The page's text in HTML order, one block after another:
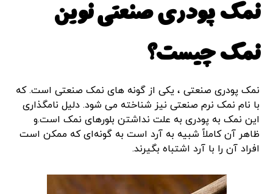
نمک پودری صنعتی نوین
نمک چیست؟
نمک پودری صنعتی ، یکی از گونه های نمک صنعتی است. که
با نام نمک نرم صنعتی نیز شناخته می شود. دلیل نامگذاری
این نمک به پودری به علت نداشتن بلورهای نمک است.و
ظاهر آن کاملاً شبیه به آرد است به گونه‌ای که ممکن است
افراد آن را با آرد اشتباه بگیرند.